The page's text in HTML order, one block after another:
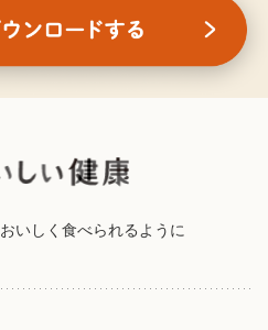
おいしく食べられるように